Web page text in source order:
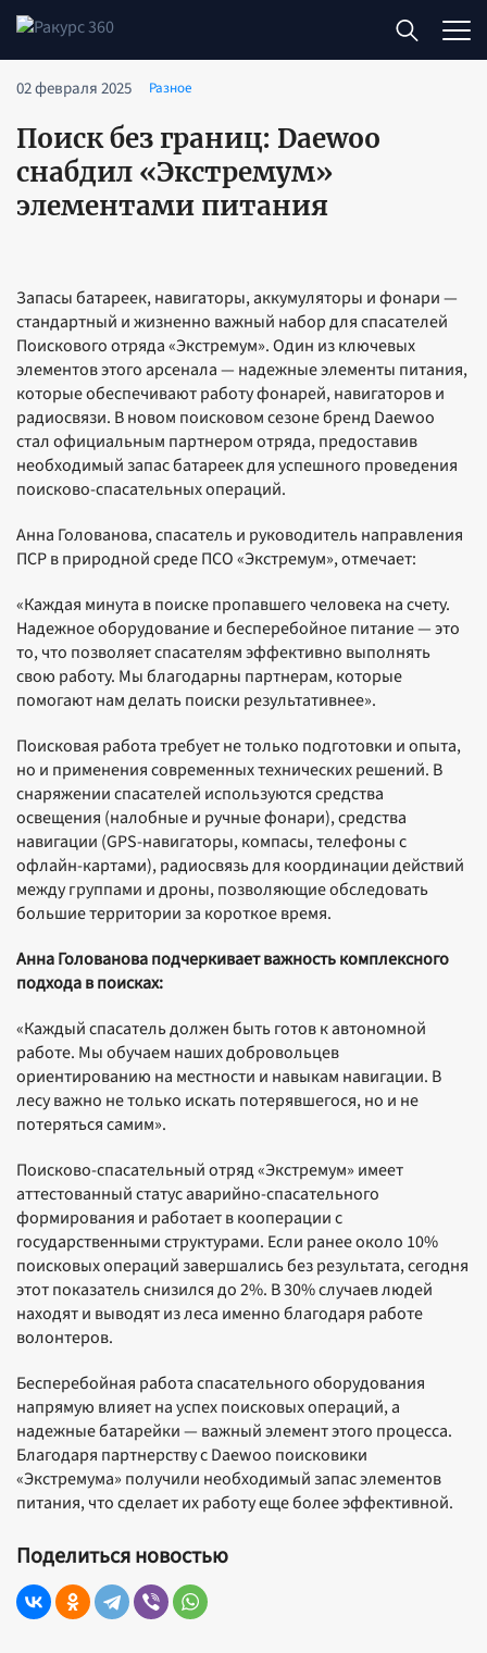
02 февраля 2025 Разное
Поиск без границ: Daewoo
снабдил «Экстремум»
элементами питания
Запасы батареек, навигаторы, аккумуляторы и фонари —
стандартный и жизненно важный набор для спасателей
Поискового отряда «Экстремум». Один из ключевых
элементов этого арсенала — надежные элементы питания,
которые обеспечивают работу фонарей, навигаторов и
радиосвязи. В новом поисковом сезоне бренд Daewoo
стал официальным партнером отряда, предоставив
необходимый запас батареек для успешного проведения
поисково-спасательных операций.
Анна Голованова, спасатель и руководитель направления
ПСР в природной среде ПСО «Экстремум», отмечает:
«Каждая минута в поиске пропавшего человека на счету.
Надежное оборудование и бесперебойное питание — это
то, что позволяет спасателям эффективно выполнять
свою работу. Мы благодарны партнерам, которые
помогают нам делать поиски результативнее».
Поисковая работа требует не только подготовки и опыта,
но и применения современных технических решений. В
снаряжении спасателей используются средства
освещения (налобные и ручные фонари), средства
навигации (GPS-навигаторы, компасы, телефоны с
офлайн-картами), радиосвязь для координации действий
между группами и дроны, позволяющие обследовать
большие территории за короткое время.
Анна Голованова подчеркивает важность комплексного
подхода в поисках:
«Каждый спасатель должен быть готов к автономной
работе. Мы обучаем наших добровольцев
ориентированию на местности и навыкам навигации. В
лесу важно не только искать потерявшегося, но и не
потеряться самим».
Поисково-спасательный отряд «Экстремум» имеет
аттестованный статус аварийно-спасательного
формирования и работает в кооперации с
государственными структурами. Если ранее около 10%
поисковых операций завершались без результата, сегодня
этот показатель снизился до 2%. В 30% случаев людей
находят и выводят из леса именно благодаря работе
волонтеров.
Бесперебойная работа спасательного оборудования
напрямую влияет на успех поисковых операций, а
надежные батарейки — важный элемент этого процесса.
Благодаря партнерству с Daewoo поисковики
«Экстремума» получили необходимый запас элементов
питания, что сделает их работу еще более эффективной.
Поделиться новостью